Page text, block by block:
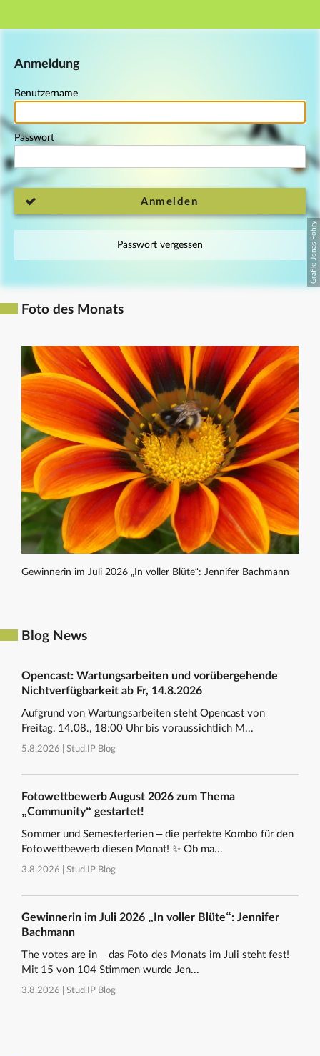
Hauptnavigation
Anmeldung
Benutzername
Passwort
Anmelden
Passwort vergessen
Foto des Monats
Gewinnerin im Juli 2026 „In voller Blüte“: Jennifer Bachmann
Blog News
Opencast: Wartungsarbeiten und vorübergehende
Nichtverfügbarkeit ab Fr, 14.8.2026
Aufgrund von Wartungsarbeiten steht Opencast von
Freitag, 14.08., 18:00 Uhr bis voraussichtlich M...
5.8.2026 | Stud.IP Blog
Fotowettbewerb August 2026 zum Thema
„Community“ gestartet!
Sommer und Semesterferien – die perfekte Kombo für den
Fotowettbewerb diesen Monat! ✨ Ob ma...
3.8.2026 | Stud.IP Blog
Gewinnerin im Juli 2026 „In voller Blüte“: Jennifer
Bachmann
The votes are in – das Foto des Monats im Juli steht fest!
Mit 15 von 104 Stimmen wurde Jen...
3.8.2026 | Stud.IP Blog